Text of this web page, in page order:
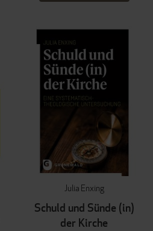
Julia Enxing
Schuld und Sünde (in)
der Kirche